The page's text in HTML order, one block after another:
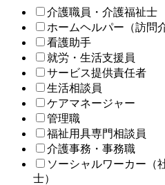
介護職員・介護福祉士
ホームヘルパー（訪問
看護助手
就労・生活支援員
サービス提供責任者
生活相談員
ケアマネージャー
管理職
福祉用具専門相談員
介護事務・事務職
ソーシャルワーカー（
士）